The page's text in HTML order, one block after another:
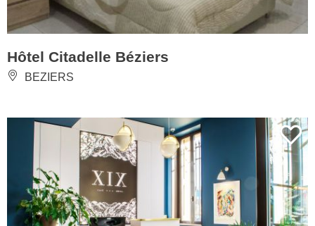
Hôtel Citadelle Béziers
BEZIERS